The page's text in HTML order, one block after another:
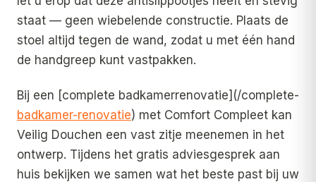
staat — geen wiebelende constructie. Plaats de
stoel altijd tegen de wand, zodat u met één hand
de handgreep kunt vastpakken.
Bij een [complete badkamerrenovatie](/complete-
badkamer-renovatie) met Comfort Compleet kan
Veilig Douchen een vast zitje meenemen in het
ontwerp. Tijdens het gratis adviesgesprek aan
huis bekijken we samen wat het beste past bij uw